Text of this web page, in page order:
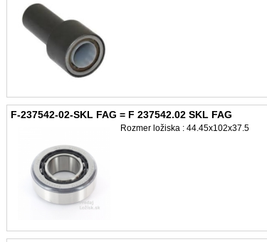
F-237542-02-SKL FAG = F 237542.02 SKL FAG
Rozmer ložiska : 44.45x102x37.5